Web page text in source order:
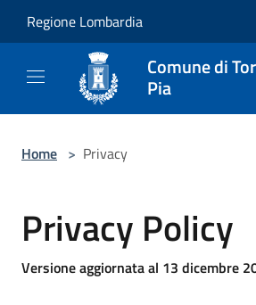
Regione Lombardia
Comune di
Pia
Home > Privacy
Privacy Policy
Versione aggiornata al 13 dicembre